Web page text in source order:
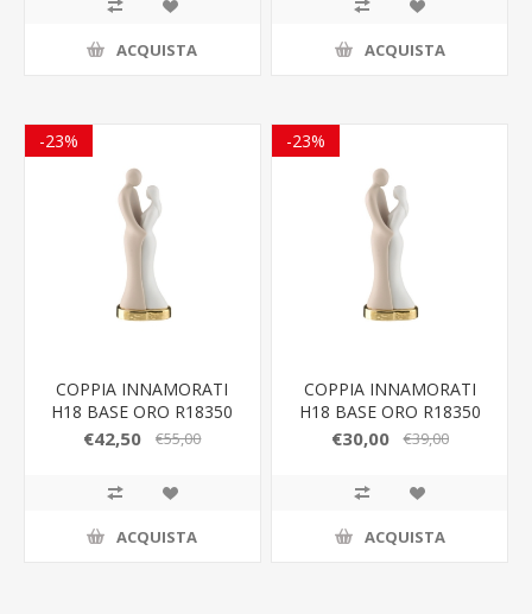
ACQUISTA ACQUISTA
-23%
COPPIA INNAMORATI
H18 BASE ORO R18350
2ORO
€42,50 €55,00
ACQUISTA
-23%
COPPIA INNAMORATI
H18 BASE ORO R18350
1ORO
€30,00 €39,00
ACQUISTA